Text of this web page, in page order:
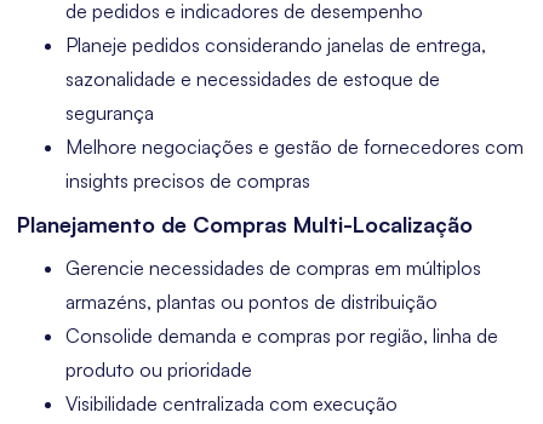
de pedidos e indicadores de desempenho
Planeje pedidos considerando janelas de entrega,
sazonalidade e necessidades de estoque de
segurança
Melhore negociações e gestão de fornecedores com
insights precisos de compras
Planejamento de Compras Multi-Localização
Gerencie necessidades de compras em múltiplos
armazéns, plantas ou pontos de distribuição
Consolide demanda e compras por região, linha de
produto ou prioridade
Visibilidade centralizada com execução